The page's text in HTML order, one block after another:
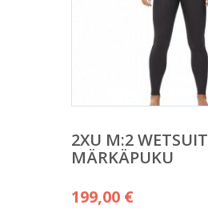
2XU M:2 WETSUIT
MÄRKÄPUKU
199,00 €